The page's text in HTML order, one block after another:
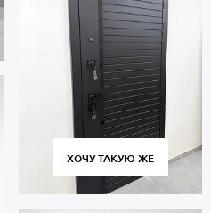
ХОЧУ ТАКУЮ ЖЕ